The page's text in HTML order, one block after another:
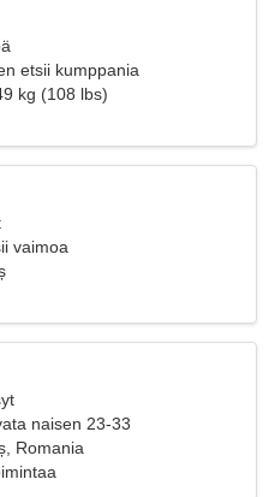
etsii kumppania
kg (108 lbs)
vaimoa
naisen 23-33
Romania